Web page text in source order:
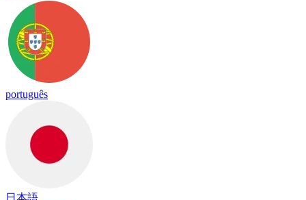
português
日本語